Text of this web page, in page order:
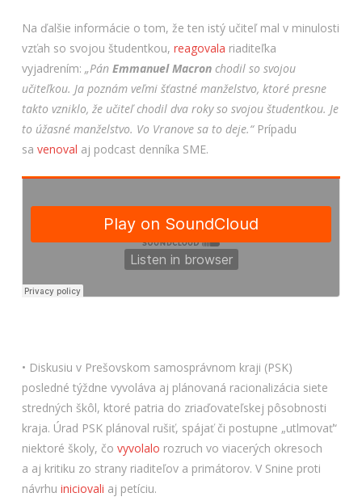
Na ďalšie informácie o tom, že ten istý učiteľ mal v minulosti
vzťah so svojou študentkou, reagovala riaditeľka
vyjadrením: „Pán Emmanuel Macronchodil so svojou
učiteľkou. Ja poznám veľmi šťastné manželstvo, ktoré presne
takto vzniklo, že učiteľ chodil dva roky so svojou študentkou. Je
to úžasné manželstvo. Vo Vranove sa to deje.“Prípadu
sa venoval aj podcast denníka SME.
• Diskusiu v Prešovskom samosprávnom kraji (PSK)
posledné týždne vyvoláva aj plánovaná racionalizácia siete
stredných škôl, ktoré patria do zriaďovateľskej pôsobnosti
kraja. Úrad PSK plánoval rušiť, spájať či postupne „utlmovať“
niektoré školy, čo vyvolalo rozruch vo viacerých okresoch
a aj kritiku zo strany riaditeľov a primátorov. V Snine proti
návrhu iniciovali aj petíciu.